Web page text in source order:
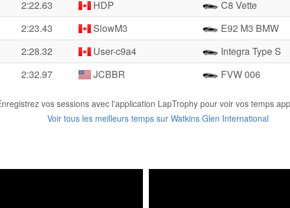
2:22.63 HDP
C8 Vette
2:23.43 SlowM3
E92 M3 BMW
2:28.32 User-c9a4
Integra Type S
2:32.97 JCBBR FVW 006
vos sessions avec l'application LapTrophy pour voir vos temps
Voir tous les meilleurs temps sur Watkins Glen International